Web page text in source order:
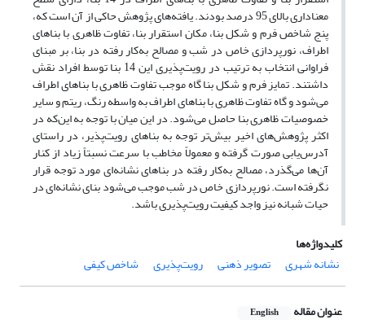
معناداری بالای 95 درصد بودند. یافته‌های پژوهش حاکی از آن است که،
پنج شاخص فرم و شکل بنا، مکان استقرار بنا، تفاوت ظاهری با بناهای
اطراف، نورپردازی خاص در شب و مصالح به‌کار رفته در بنا، بر مبنای
فراوانی انتخاب به ترتیب در رویت‌پذیری این 14 بنا توسط افراد نقش
داشتند. تمایز فرم و شکل بنا گاه موجب تفاوت ظاهری با بناهای اطراف
می‌شود و گاه تفاوت ظاهری با بناهای اطراف به واسطه رنگ، ریتم و سایر
خصوصیات ظاهری بنا حاصل می‌شود. در این میان با توجه به این‌که در
اکثر پژوهش‌های اخیر بیش‌تر توجه به بناهای رویت‌پذیر، در راستای
آدرس‌یابی صورت گرفته و معمولاً مخاطب با سرعت نسبتاً زیاد از کنار
آن‌ها می‌گذرد، مصالح به‌کار رفته در بناهای نشانه‌ای مورد توجه قرار
نگرفته است. نورپردازی خاص در شب موجب می‌شود بنای نشانه‌ای در
حیات شبانه نیز واجد کیفیت رویت‌پذیری باشد.
کلیدواژه‌ها
نشانه شهری
تصویر ذهنی رویت‌پذیری شاخص کیفی
عنوان مقاله English